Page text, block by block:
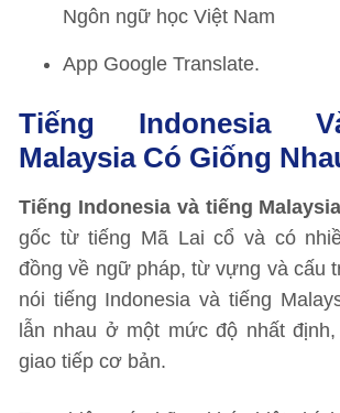
Ngôn ngữ học Việt Nam
App Google Translate.
Tiếng Indonesia
Malaysia Có Giống
Tiếng Indonesia và tiếng Malaysia
gốc từ tiếng Mã Lai cổ và có
đồng về ngữ pháp, từ vựng và cấu
nói tiếng Indonesia và tiếng
lẫn nhau ở một mức độ nhất
giao tiếp cơ bản.